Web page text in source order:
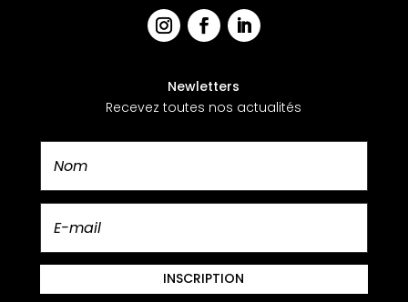
Newletters
Recevez toutes nos actualités
INSCRIPTION